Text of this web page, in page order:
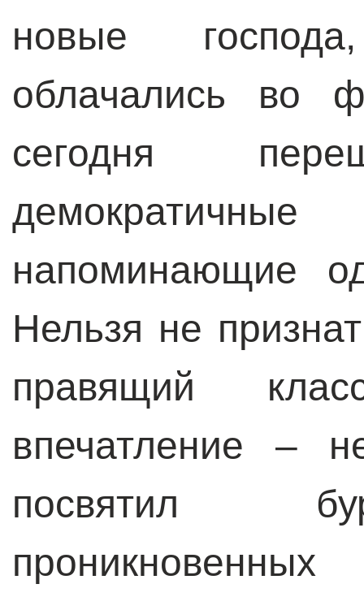
новые
облачались во
сегодня
демократичные
напоминающие
Нельзя не
правящий
впечатление –
посвятил